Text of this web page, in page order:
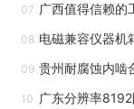
07 广西值得信赖的
08 电磁兼容仪器机
09 贵州耐腐蚀内啮
10 广东分辨率